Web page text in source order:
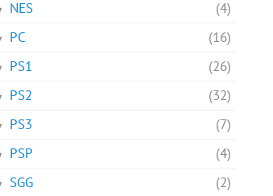
NES
(4)
PC
(16)
PS1
(26)
PS2
(32)
PS3
(7)
PSP
(4)
SGG
(2)